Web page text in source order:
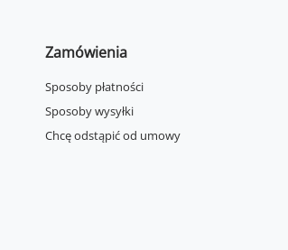
Zamówienia
Sposoby płatności
Sposoby wysyłki
Chcę odstąpić od umowy